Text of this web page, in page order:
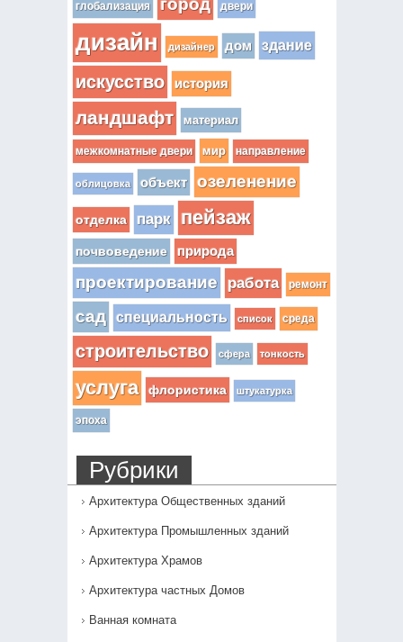
глобализация город двери
дизайн дизайнер дом здание
искусство история
ландшафт материал
межкомнатные двери мир направление
облицовка объект озеленение
отделка парк пейзаж
почвоведение природа
проектирование работа ремонт
сад специальность список среда
строительство сфера тонкость
услуга флористика штукатурка
эпоха
Рубрики
Архитектура Общественных зданий
Архитектура Промышленных зданий
Архитектура Храмов
Архитектура частных Домов
Ванная комната